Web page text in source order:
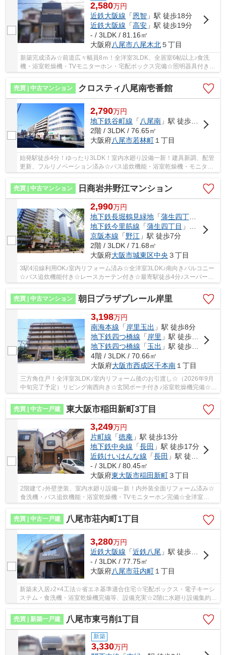
2,580万円
近鉄大阪線 「恩智 」駅 徒歩18分
近鉄大阪線 「高安 」駅 徒歩19分
- / 3LDK / 81.16㎡
大阪府八尾市八尾木北５丁目
新築完成済み☆前道広々幅員8ｍ！全洋室3LDK、全居室6帖以上♪食洗
機・浴室乾燥機・TVモニターホン・宅配ボックス完備☆照明器具付き☆
売買 | 中古マンション
クロスティ八尾南壱番館
2,790万円
地下鉄谷町線 「 八尾南」駅 徒歩4分
2階 / 3LDK / 76.65㎡
大阪府八尾市若林町１丁目
始発駅徒歩4分！ゆったり3LDK！室内水廻り設備一新！建具新調、配管
更新、フルリノベーション済み☆バス追炊機能・浴室乾燥機・モニター
売買 | 中古マンション
日商岩井野江マンション
2,990万円
地下鉄長堀鶴見緑地「蒲生四丁目
地下鉄今里筋線 「蒲生四丁目 」駅 徒歩4分
京阪本線 「野江 」駅 徒歩7分
2階 / 3LDK / 71.68㎡
大阪府大阪市城東区中央 ３丁目
3駅4沿線利用OK♪室内リフォーム済み☆全洋室3LDK♪南向きバルコニー
☆バス追炊機能付き☆レースカーテン付き☆最寄駅徒歩4分♪スーパー・
コンビニ徒歩2分圏内♪近隣お買い物施設多数あり♪生活...
売買 | 中古マンション
朝日プラザプレール岸里
3,198万円
南海本線 「 岸里玉出 」駅 徒歩8分
地下鉄四つ橋線 「 岸里 」駅 徒歩9分
地下鉄四つ橋線 「玉出 」駅 徒歩9分
4階 / 3LDK / 70.66㎡
大阪府大阪市西成区千本南 １丁目
三方角住戸！全洋室3LDK♪室内リフォーム後のお引渡し☆（2026年9月
中旬完了予定）リビング南西向き☆玄関ポーチ付き♪浴室乾燥機完備☆小
学校徒歩3分圏内♪2WAYアクセス可能です♪
売買 | 中古一戸建
東大阪市稲田新町3丁目
3,249万円
片町線 「徳庵 」駅 徒歩13分
地下鉄中央線 「長田 」駅 徒歩17分
近鉄けいはんな線 「長田 」駅 徒歩17分
- / 3LDK / 80.45㎡
大阪府東大阪市稲田新町３丁目
2階建て♪外壁塗装、室内水廻り設備一新！内外装全面リフォーム済み☆
食洗機・バス追炊機能・浴室乾燥機・TVモニターホン完備☆全洋室
売買 | 中古一戸建
八尾市荘内町1丁目
3,280万円
近鉄大阪線 「近鉄八尾」駅 徒歩9分
- / 3LDK / 77.75㎡
大阪府八尾市荘内町１丁目
新築未入居♪2×4工法☆省エネ基準適合住宅☆宅配ボックス・電子キーシ
ステム・食洗機・浴室乾燥機完備等、設備充実☆2階に水廻り設備集約、
売買 | 新築一戸建
八尾市東弓削1丁目
新築
3,330万円